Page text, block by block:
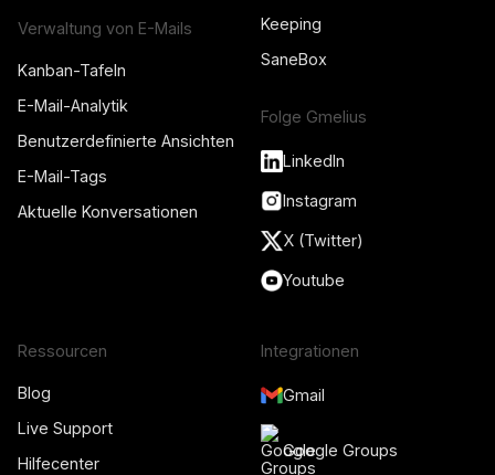
Verwaltung von E-Mails
Kanban-Tafeln
E-Mail-Analytik
Benutzerdefinierte Ansichten
E-Mail-Tags
Aktuelle Konversationen
Keeping
SaneBox
Folge Gmelius
LinkedIn
Instagram
X (Twitter)
Youtube
Ressourcen
Blog
Live Support
Hilfecenter
Integrationen
Gmail
Google Groups